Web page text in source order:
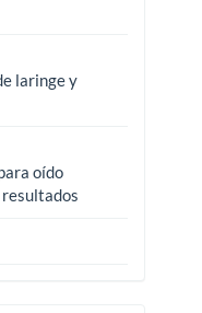
laringe y
oído